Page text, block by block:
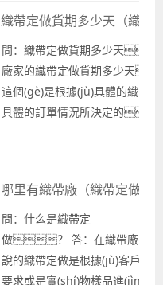
還有印刷織帶中的絲印織帶也是
如果你有需要織帶定...
織帶定做貨期多少天（織帶
問：織帶定做貨期多少天？
廠家的織帶定做貨期多少天
這個(gè)是根據(jù)具體的織帶
具體的訂單情況所決定的
豫軒織帶廠，對(duì)于絲帶緞
帶、羅紋織帶
等等這些織帶作為常規(guī)織帶
現(xiàn)貨的，一般...
哪里有織帶廠（織帶定做）
問：什么是織帶定
做？ 答：在織帶廠來
說的織帶定做是根據(jù)客戶的
要求或是實(shí)物樣品進(jìn)